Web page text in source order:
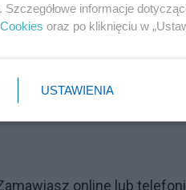
online lub
Szczegółowe informacje
Cookies oraz po kliknięciu w
USTAWIENIA